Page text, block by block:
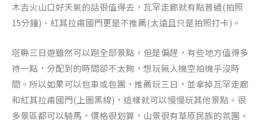
木吉火山口好天氣的話很值得去，瓦罕走廊就有點普通(拍照
15分鐘)、紅其拉甫國門更是不推薦(太遠且只是拍照打卡)。
塔縣三日遊雖然可以跑全部景點，但是偏趕，有些地方值得多
待一點，分配到的時間卻不太夠，想玩無人機空拍機乎沒時
間。所以如果可以包車或包團，推薦玩三日，並拿掉瓦罕走廊
和紅其拉甫國門(上圖黑線)，這樣就可以慢慢玩其他景點。很
多景區都可以騎馬，價格很划算，山景很有草原民族的氛圍。